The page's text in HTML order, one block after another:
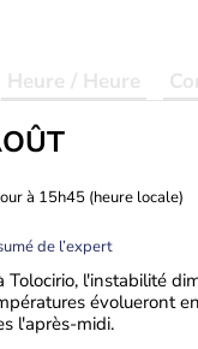
Heure / Heure
à 15h45 (heure locale)
de l’expert
Tolocirio, l'instabilité
évolueront
l'après-midi.